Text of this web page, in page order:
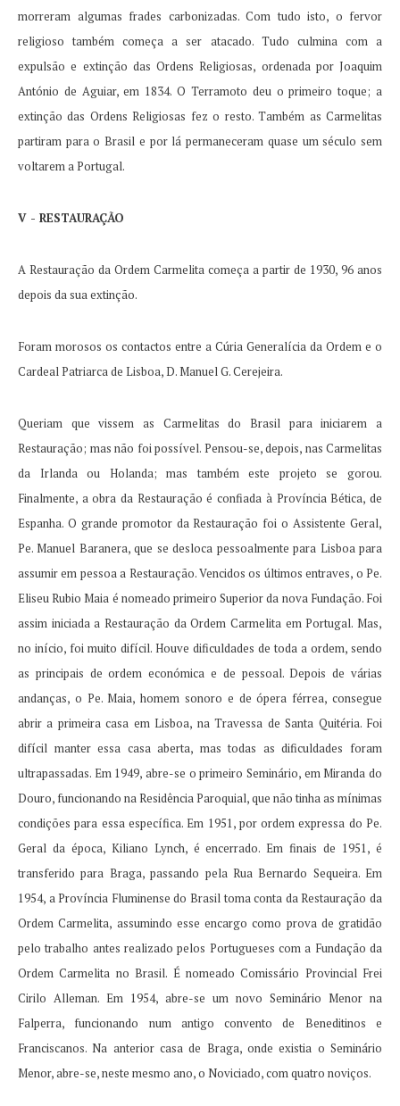
morreram algumas frades carbonizadas. Com tudo isto, o fervor
religioso também começa a ser atacado. Tudo culmina com a
expulsão e extinção das Ordens Religiosas, ordenada por Joaquim
António de Aguiar, em 1834. O Terramoto deu o primeiro toque; a
extinção das Ordens Religiosas fez o resto.Também as Carmelitas
partiram para o Brasil e por lá permaneceram quase um século sem
voltarem a Portugal.
V - RESTAURAÇÃO
A Restauração da Ordem Carmelita começa a partir de 1930, 96 anos
depois da sua extinção.
Foram morosos os contactos entre a Cúria Generalícia da Ordem e o
Cardeal Patriarca de Lisboa, D. Manuel G. Cerejeira.
Queriam que vissem as Carmelitas do Brasil para iniciarem a
Restauração; mas não foi possível. Pensou-se, depois, nas Carmelitas
da Irlanda ou Holanda;mas também este projeto se gorou.
Finalmente, a obra da Restauração é confiada à Província Bética, de
Espanha. O grande promotor da Restauração foi o Assistente Geral,
Pe.Manuel Baranera, que se desloca pessoalmente para Lisboa para
assumir em pessoa a Restauração.Vencidos os últimos entraves, o Pe.
Eliseu Rubio Maia é nomeado primeiro Superior da nova Fundação. Foi
assim iniciada a Restauração da Ordem Carmelita em Portugal. Mas,
no início, foi muito difícil. Houve dificuldades de toda a ordem, sendo
as principais de ordem económica e de pessoal.Depois de várias
andanças, o Pe.Maia, homem sonoro e de ópera férrea, consegue
abrir a primeira casa em Lisboa, na Travessa de Santa Quitéria. Foi
difícil manter essa casa aberta, mas todas as dificuldades foram
ultrapassadas. Em 1949, abre-se o primeiro Seminário, em Miranda do
Douro, funcionando na Residência Paroquial, que não tinha as mínimas
condições para essa específica.Em 1951, por ordem expressa do Pe.
Geral da época, Kiliano Lynch, é encerrado.Em finais de 1951, é
transferido para Braga, passando pela Rua Bernardo Sequeira. Em
1954, a Província Fluminense do Brasil toma conta da Restauração da
Ordem Carmelita, assumindo esse encargo como prova de gratidão
pelo trabalho antes realizado pelos Portugueses com a Fundação da
Ordem Carmelita no Brasil. É nomeado Comissário Provincial Frei
Cirilo Alleman. Em 1954, abre-se um novo Seminário Menor na
Falperra, funcionando num antigo convento de Beneditinos e
Franciscanos.Na anterior casa de Braga, onde existia o Seminário
Menor, abre-se, neste mesmo ano, o Noviciado, com quatro noviços.